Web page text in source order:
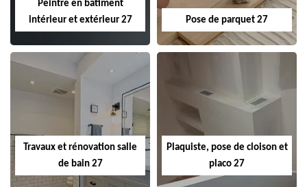
Peintre en bâtiment
intérieur et extérieur 27
Pose de parquet 27
Travaux et rénovation salle
de bain 27
Plaquiste, pose de cloison et
placo 27